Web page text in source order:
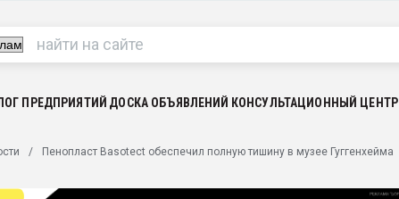
ПРЕДПРИЯТИЙ ДОСКА ОБЪЯВЛЕНИЙ КОНСУЛЬТАЦИОННЫЙ ЦЕНТР
Пенопласт Basotect обеспечил полную тишину в музее Гуггенхейма